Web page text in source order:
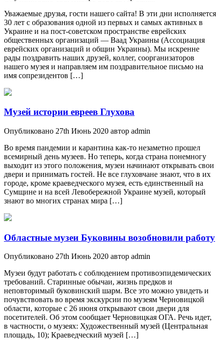
Уважаемые друзья, гости нашего сайта! В эти дни исполняется
30 лет с образования одной из первых и самых активных в
Украине и на пост-советском пространстве еврейских
общественных организаций — Ваад Украины (Ассоциация
еврейских организаций и общин Украины). Мы искренне
рады поздравить наших друзей, коллег, соорганизаторов
нашего музея и направляем им поздравительное письмо на
имя сопрезидентов […]
Музей истории евреев Глухова
Опубликовано 27th Июнь 2020 автор admin
Во время пандемии и карантина как-то незаметно прошел
всемирный день музеев. Но теперь, когда страна понемногу
выходит из этого положения, музеи начинают открывать свои
двери и принимать гостей. Не все глуховчане знают, что в их
городе, кроме краеведческого музея, есть единственный на
Сумщине и на всей Левобережной Украине музей, который
знают во многих странах мира […]
Областные музеи Буковины возобновили работу
Опубликовано 27th Июнь 2020 автор admin
Музеи будут работать с соблюдением противоэпидемических
требований. Старинные обычаи, жизнь предков и
неповторимый буковинский шарм. Все это можно увидеть и
почувствовать во время экскурсии по музеям Черновицкой
области, которые с 26 июня открывают свои двери для
посетителей. Об этом сообщает Черновицкая ОГА. Речь идет,
в частности, о музеях: Художественный музей (Центральная
площадь, 10); Краеведческий музей […]